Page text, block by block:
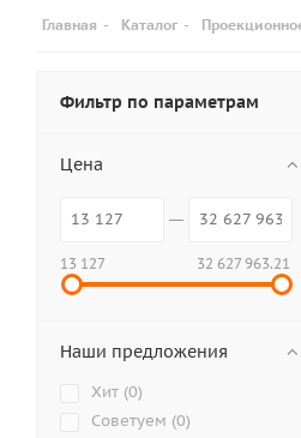
Главная - Каталог -
Фильтр по параметрам
Цена
13 127 32 627 963.21
Наши предложения
Хит (0)
Советуем (0)